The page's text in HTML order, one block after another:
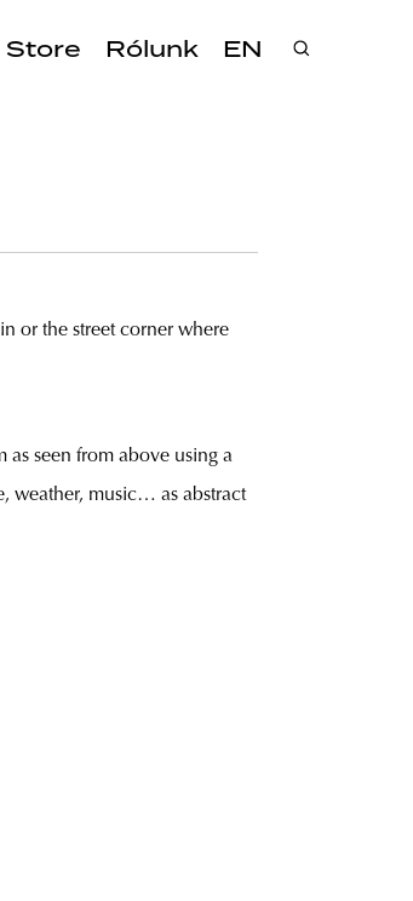
Store Rólunk EN
or the street corner where
as seen from above using a
weather, music… as abstract